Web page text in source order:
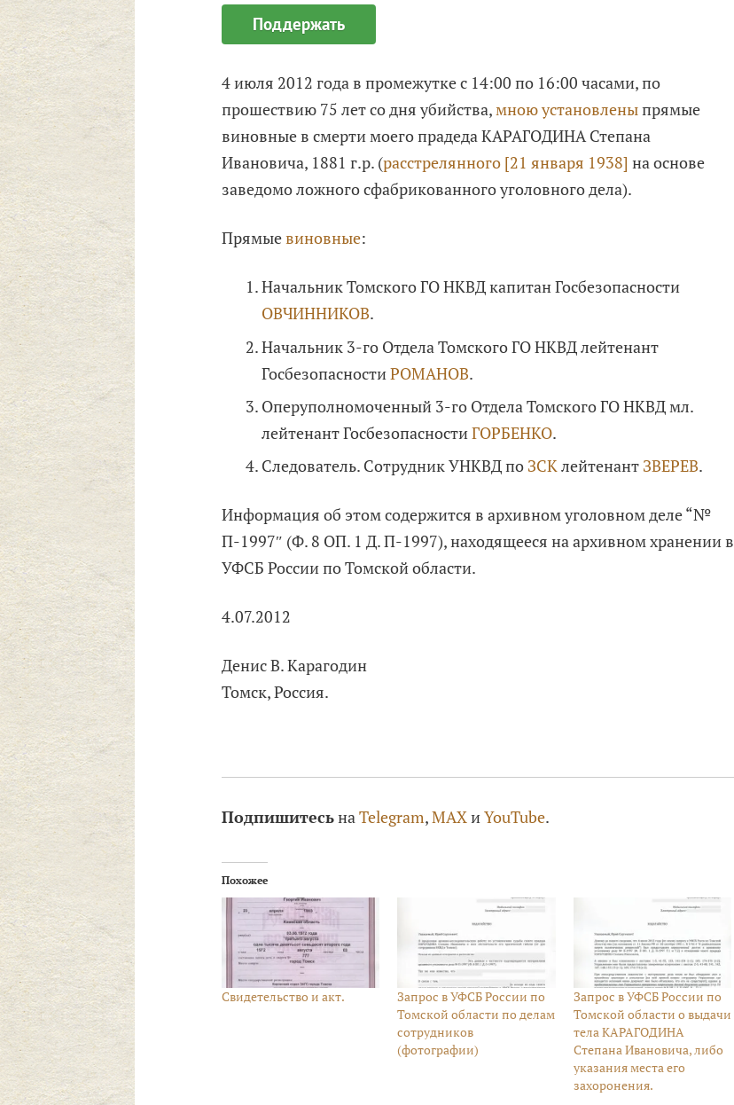
Поддержать
4 июля 2012 года в промежутке с 14:00 по 16:00 часами, по
прошествию 75 лет со дня убийства,мною установленыпрямые
виновные в смерти моего прадеда КАРАГОДИНА Степана
Ивановича, 1881 г.р. (расстрелянного [21 января 1938] на основе
заведомо ложного сфабрикованного уголовного дела).
Прямыевиновные:
Начальник Томского ГО НКВД капитан Госбезопасности
ОВЧИННИКОВ.
Начальник 3-го Отдела Томского ГО НКВД лейтенант
ГосбезопасностиРОМАНОВ.
Оперуполномоченный 3-го Отдела Томского ГО НКВД мл.
лейтенант ГосбезопасностиГОРБЕНКО.
Следователь. Сотрудник УНКВД по ЗСКлейтенант ЗВЕРЕВ.
Информация об этом содержится в архивном уголовном деле “№
П-1997″ (Ф. 8 ОП. 1 Д. П-1997), находящееся на архивном хранении в
УФСБ России по Томской области.
4.07.2012
Денис В. Карагодин
Томск, Россия.
ПодпишитесьнаTelegram,MAXиYouTube.
Похожее
Свидетельство и акт.
Запрос в УФСБ России по
Томской области по делам
сотрудников
(фотографии)
Запрос в УФСБ России по
Томской области о выдачи
тела КАРАГОДИНА
Степана Ивановича, либо
указания места его
захоронения.